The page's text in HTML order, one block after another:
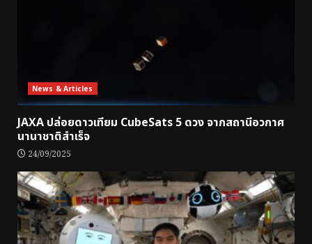
News & Articles
JAXA ปล่อยดาวเทียม CubeSats 5 ดวง จากสถานีอวกาศ
นานาชาติสำเร็จ
24/09/2025